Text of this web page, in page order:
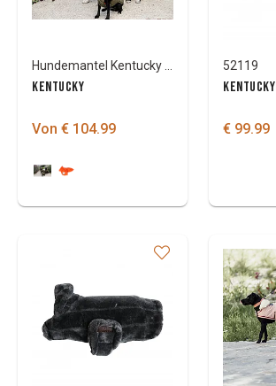
KENTUCKY
Von € 104.99
52119
KENTUCKY
€ 99.99